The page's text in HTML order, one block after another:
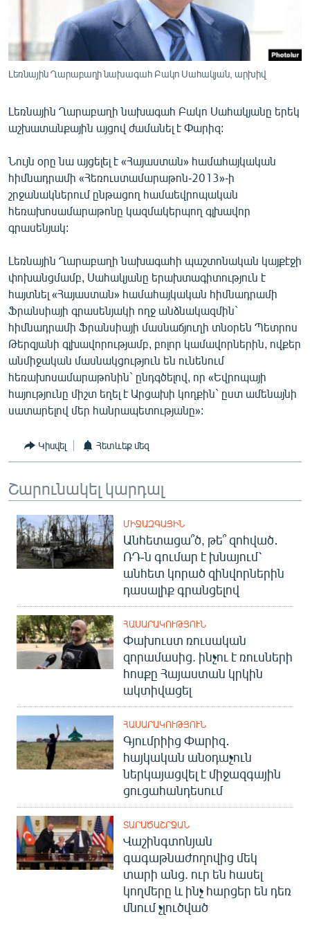
ՄԻՋԱԶԳԱՅԻՆ
ՄՇԱԿՈՒՅԹ
ՍՊՈՐՏ
ՏՏ ԵՒ ԻՆՏԵՐՆԵՏ
ԿՈՐՈՆԱՎԻՐՈՒՍ
ԱՐԽԻՎ
ՏԵՍԱՆՅՈՒԹԵՐ
ԲԱՆԱՎԵՃ
ՁԳՏԵԼՈՎ ԼԱՎԱԳՈՒՅՆԻՆ
ՓՈԴՔԱՍԹ
Հայերեն
English
Русский
ՀԵՏԵՎԵՔ ՄԵԶ
Լեռնային Ղարաբաղի նախագահ Բակո Սահակյան, արխիվ
Լեռնային Ղարաբաղի նախագահ Բակո Սահակյանը երեկ
աշխատանքային այցով ժամանել է Փարիզ:
Նույն օրը նա այցելել է «Հայաստան» համահայկական
հիմնադրամի «Հեռուստամարաթոն-2013»-ի
շրջանակներում ընթացող համաեվրոպական
հեռախոսամարաթոնը կազմակերպող գլխավոր
գրասենյակ:
Լեռնային Ղարաբաղի նախագահի պաշտոնական կայքէջի
փոխանցմամբ, Սահակյանը երախտագիտություն է
հայտնել «Հայաստան» համահայկական հիմնադրամի
Ֆրանսիայի գրասենյակի ողջ անձնակազմին`
հիմնադրամի Ֆրանսիայի մասնաճյուղի տնօրեն Պետրոս
Թերզյանի գլխավորությամբ, բոլոր կամավորներին, ովքեր
անմիջական մասնակցություն են ունենում
հեռախոսամարաթոնին` ընդգծելով, որ «Եվրոպայի
հայությունը միշտ եղել է Արցախի կողքին` ըստ ամենայնի
սատարելով մեր հանրապետությանը»:
Կիսվել Հետևեք մեզ
Շարունակել կարդալ
ՄԻՋԱԶԳԱՅԻՆ
Անհետացա՞ծ, թե՞ զոհված․
ՌԴ-ն գումար է խնայում՝
անհետ կորած զինվորներին
դասալիք գրանցելով
ՀԱՍԱՐԱԿՈՒԹՅՈՒՆ
Փախուստ ռուսական
զորամասից. ինչու է ռուսների
հոսքը Հայաստան կրկին
ակտիվացել
ՀԱՍԱՐԱԿՈՒԹՅՈՒՆ
Գյումրիից Փարիզ․
հայկական անօդաչուն
ներկայացվել է միջազգային
ցուցահանդեսում
ՏԱՐԱԾԱՇՐՋԱՆ
Վաշինգտոնյան
գագաթնաժողովից մեկ
տարի անց. ուր են հասել
կողմերը և ինչ հարցեր են դեռ
մնում չլուծված